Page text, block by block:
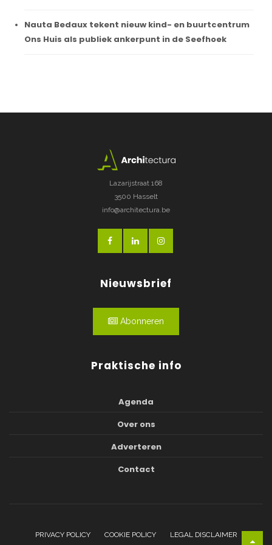
Nauta Bedaux tekent nieuw kind- en buurtcentrum
Ons Huis als publiek ankerpunt in de Seefhoek
Lazarijstraat 168
3500 Hasselt
info@architectura.be
Nieuwsbrief
Abonneren
Praktische info
Agenda
Over ons
Adverteren
Contact
PRIVACY POLICY COOKIE POLICY LEGAL DISCLAIMER